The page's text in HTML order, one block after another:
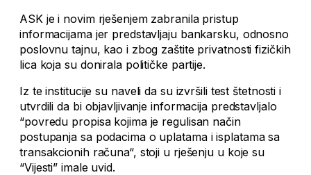
ASK je i novim rješenjem zabranila pristup
informacijama jer predstavljaju bankarsku, odnosno
poslovnu tajnu, kao i zbog zaštite privatnosti fizičkih
lica koja su donirala političke partije.
Iz te institucije su naveli da su izvršili test štetnosti i
utvrdili da bi objavljivanje informacija predstavljalo
“povredu propisa kojima je regulisan način
postupanja sa podacima o uplatama i isplatama sa
transakcionih računa“, stoji u rješenju u koje su
“Vijesti” imale uvid.